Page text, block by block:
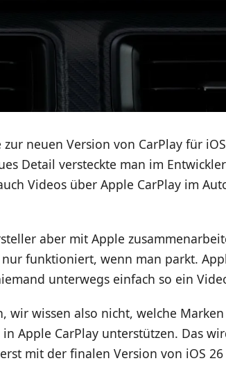
neuen Version von CarPlay für
Detail versteckte man im
Videos über Apple CarPlay im
aber mit Apple
funktioniert, wenn man parkt.
unterwegs einfach so ein
wir wissen also nicht, welche
Apple CarPlay unterstützen. Das
mit der finalen Version von iOS